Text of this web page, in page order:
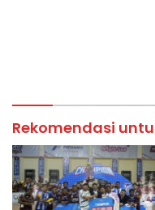
Rekomendasi